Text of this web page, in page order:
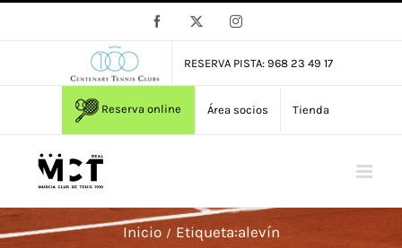
Facebook Instagram
RESERVA PISTA: 968 23 49 17
Reserva online Área socios Tienda
Inicio Etiqueta:alevín